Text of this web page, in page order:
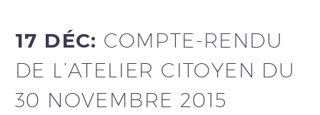
17 DÉC: COMPTE-RENDU
DE L’ATELIER CITOYEN DU
30 NOVEMBRE 2015